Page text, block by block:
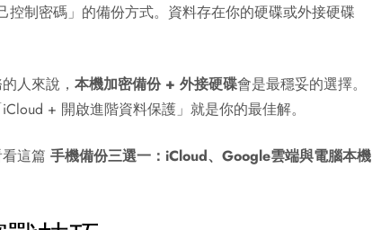
控制密碼」的備份方式。資料存在你的硬碟或外接硬碟
人來說，本機加密備份 + 外接硬碟會是最穩妥的選擇。
+ 開啟進階資料保護」就是你的最佳解。
看這篇手機備份三選一：iCloud、Google雲端與電腦本機